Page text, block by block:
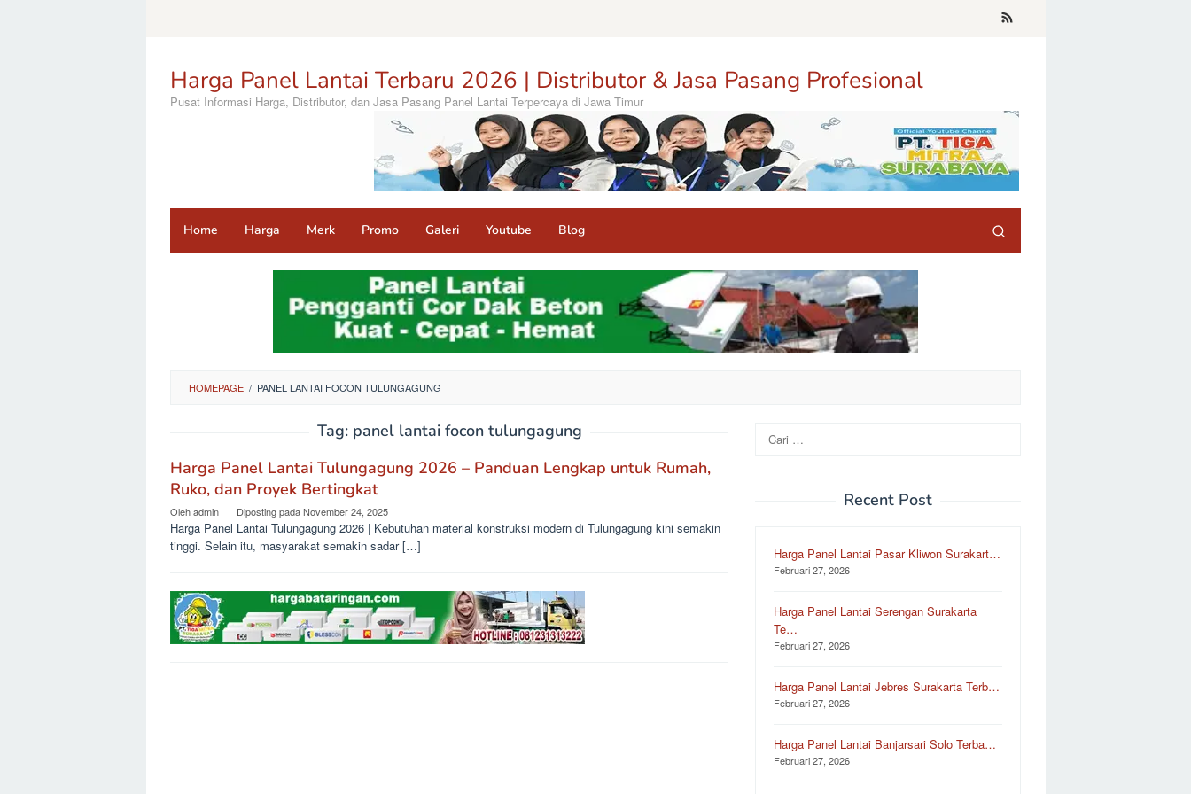
Harga Panel Lantai Terbaru 2026 | Distributor & Jasa Pasang Profesional
Pusat Informasi Harga, Distributor, dan Jasa Pasang Panel Lantai Terpercaya di Jawa Timur
Home Harga Merk Promo Galeri Youtube Blog
HOMEPAGE / PANEL LANTAI FOCON TULUNGAGUNG
Tag: panel lantai focon tulungagung
Harga Panel Lantai Tulungagung 2026 – Panduan Lengkap untuk Rumah,
Ruko, dan Proyek Bertingkat
Olehadmin Diposting padaNovember 24, 2025
Harga Panel Lantai Tulungagung 2026 | Kebutuhan material konstruksi modern di Tulungagung kini semakin
tinggi. Selain itu, masyarakat semakin sadar […]
Cari
untuk:
Recent Post
Harga Panel Lantai Pasar Kliwon Surakart…
Februari 27, 2026
Harga Panel Lantai Serengan Surakarta
Te…
Februari 27, 2026
Harga Panel Lantai Jebres Surakarta Terb…
Februari 27, 2026
Harga Panel Lantai Banjarsari Solo Terba…
Februari 27, 2026